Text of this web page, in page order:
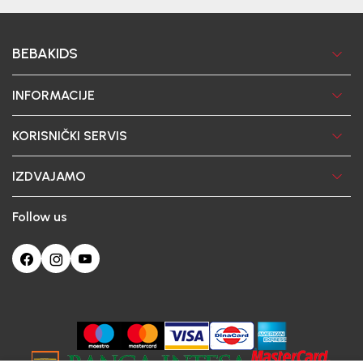
BEBAKIDS
INFORMACIJE
KORISNIČKI SERVIS
IZDVAJAMO
Follow us